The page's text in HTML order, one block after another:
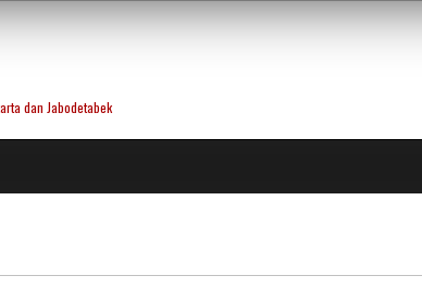
dan Jabodetabek